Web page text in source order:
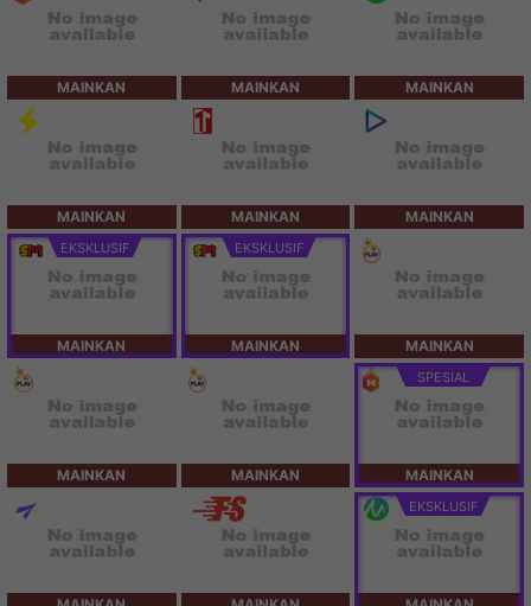
MAINKAN MAINKAN MAINKAN
MAINKAN MAINKAN MAINKAN
EKSKLUSIF
MAINKAN
EKSKLUSIF
MAINKAN MAINKAN
MAINKAN MAINKAN
SPESIAL
MAINKAN
EKSKLUSIF